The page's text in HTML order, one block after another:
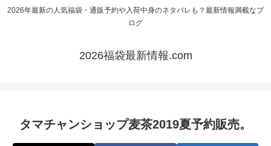
2026年最新の人気福袋・通販予約や入荷中身のネタバレも？最新情報満載なブ
ログ
2026福袋最新情報.com
タマチャンショップ麦茶2019夏予約販売。